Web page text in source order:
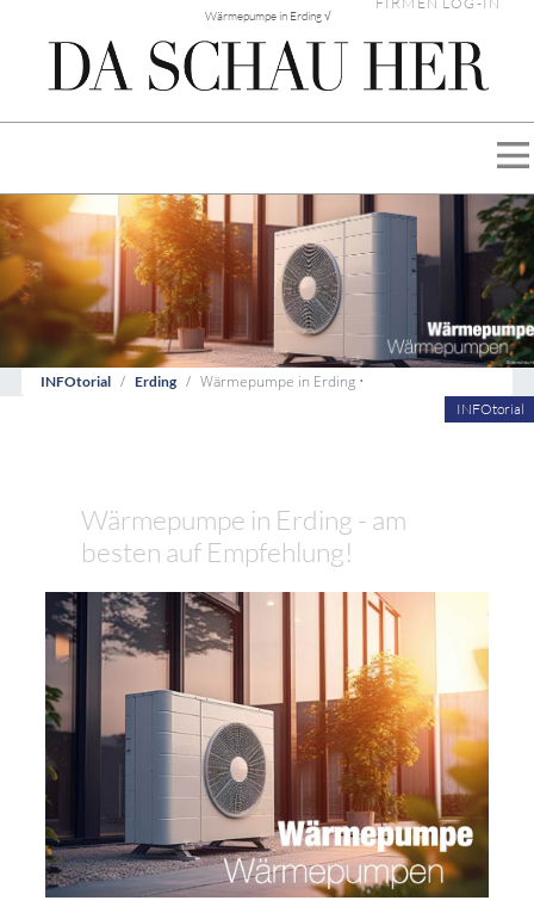
Wärmepumpe in Erding √
INFOtorial Erding
Wärmepumpe in Erding •
INFOtorial
Wärmepumpe in Erding - am
besten auf Empfehlung!